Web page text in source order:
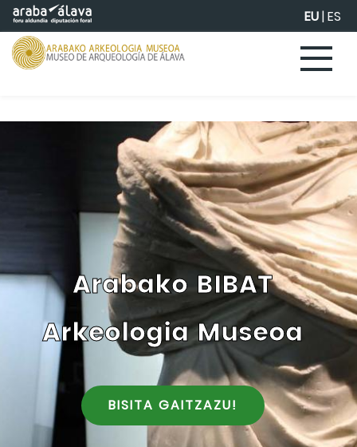
Eduki nagusira joan EU|ES
Arabako BIBAT
Arkeologia Museoa
BISITA GAITZAZU!